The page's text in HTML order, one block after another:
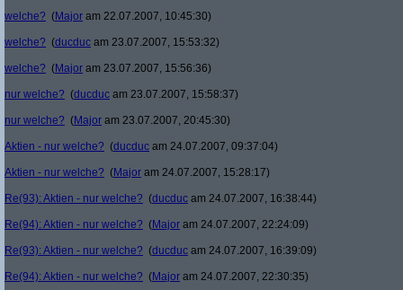
welche? (Major am 22.07.2007, 10:45:30)
welche? (ducduc am 23.07.2007, 15:53:32)
welche? (Major am 23.07.2007, 15:56:36)
nur welche? (ducduc am 23.07.2007, 15:58:37)
nur welche? (Major am 23.07.2007, 20:45:30)
Aktien - nur welche? (ducduc am 24.07.2007, 09:37:04)
Aktien - nur welche? (Major am 24.07.2007, 15:28:17)
Re(93): Aktien - nur welche? (ducduc am 24.07.2007, 16:38:44)
Re(94): Aktien - nur welche? (Major am 24.07.2007, 22:24:09)
Re(93): Aktien - nur welche? (ducduc am 24.07.2007, 16:39:09)
Re(94): Aktien - nur welche? (Major am 24.07.2007, 22:30:35)